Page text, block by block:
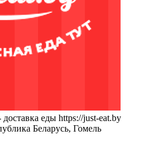
доставка еды https://just-eat.by
Беларусь, Гомель